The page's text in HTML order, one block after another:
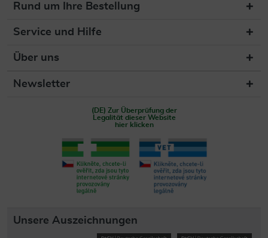
Rund um Ihre Bestellung
Service und Hilfe
Über uns
Newsletter
(DE) Zur Überprüfung der
Legalität dieser Website
hier klicken
Unsere Auszeichnungen